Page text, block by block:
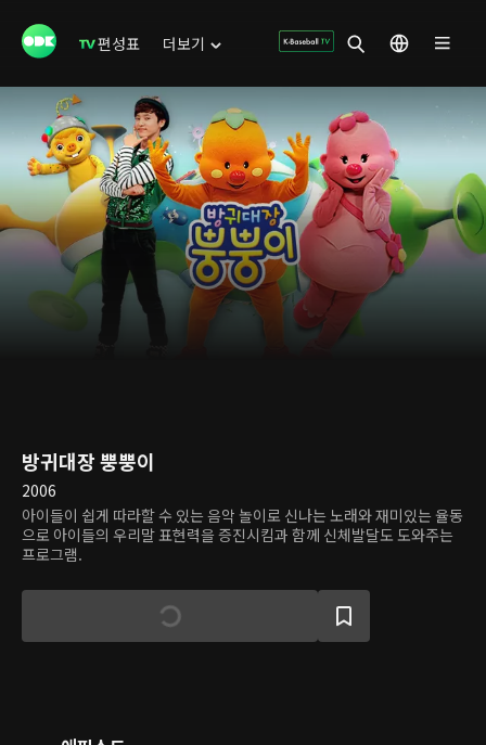
편성표 더보기
방귀대장 뿡뿡이
2006
아이들이 쉽게 따라할 수 있는 음악 놀이로 신나는 노래와 재미있는 율동
으로 아이들의 우리말 표현력을 증진시킴과 함께 신체발달도 도와주는
프로그램.